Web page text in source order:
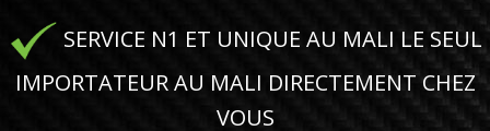
SERVICE N1 ET UNIQUE AU MALI LE SEUL
IMPORTATEUR AU MALI DIRECTEMENT CHEZ
VOUS